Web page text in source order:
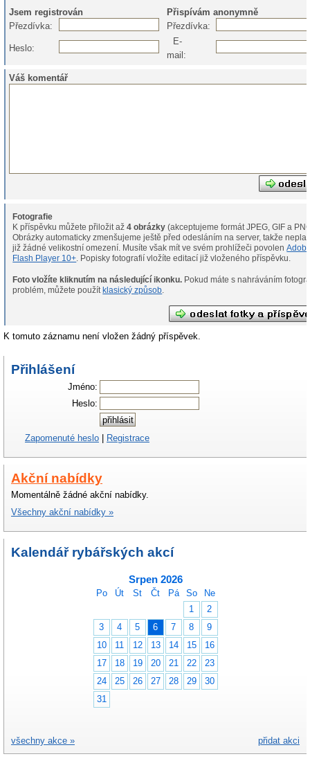
Jsem registrován
Přispívám anonymně
Přezdívka:
Přezdívka:
Heslo:
E-
mail:
Váš komentář
Fotografie
K příspěvku můžete přiložit až4 obrázky (akceptujeme formát JPEG, GIF a
Obrázky automaticky zmenšujeme ještě před odesláním na server, takže
již žádné velikostní omezení. Musíte však mít ve svém prohlížeči povolen
Flash Player 10+ . Popisky fotografií vložíte editací již vloženého příspěvku.
Foto vložíte kliknutím na následující ikonku.
problém, můžete použít klasický způsob.
K tomuto záznamu není vložen žádný příspěvek.
Přihlášení
Jméno:
Heslo:
Zapomenuté heslo Registrace
Akční nabídky
Momentálně žádné akční nabídky.
Všechny akční nabídky »
Kalendář rybářských akcí
Srpen 2026
Po Út St Čt Pá So
Ne
1
2
3
4 5 6 7 8
9
10
11 12 13 14 15
16
17
18 19 20 21 22
23
24
25 26 27 28 29
30
31
přidat akci
všechny akce »